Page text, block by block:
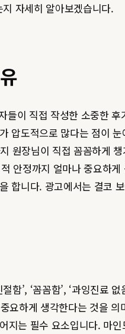
자세히 알아보겠습니다.
이 직접 작성한 소중한
압도적으로 많다는 점이
원장님이 직접 꼼꼼하게
안정까지 얼마나 중요하
합니다. 광고에서는 결코
‘꼼꼼함’, ‘과잉진료 없
요하게 생각한다는 것을
지는 필수 요소입니다. 마